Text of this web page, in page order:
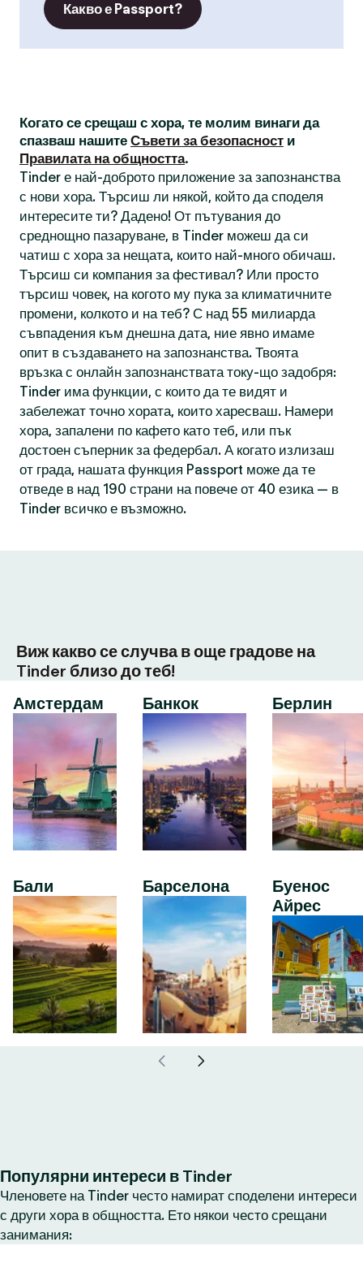
Какво е Passport?
Когато се срещаш с хора, те молим винаги да
спазваш нашите Съвети за безопасност и
Правилата на общността.
Tinder е най-доброто приложение за запознанства
с нови хора. Търсиш ли някой, който да споделя
интересите ти? Дадено! От пътувания до
среднощно пазаруване, в Tinder можеш да си
чатиш с хора за нещата, които най-много обичаш.
Търсиш си компания за фестивал? Или просто
търсиш човек, на когото му пука за климатичните
промени, колкото и на теб? С над 55 милиарда
съвпадения към днешна дата, ние явно имаме
опит в създаването на запознанства. Твоята
връзка с онлайн запознанствата току-що задобря:
Tinder има функции, с които да те видят и
забележат точно хората, които харесваш. Намери
хора, запалени по кафето като теб, или пък
достоен съперник за федербал. А когато излизаш
от града, нашата функция Passport може да те
отведе в над 190 страни на повече от 40 езика — в
Tinder всичко е възможно.
Виж какво се случва в още градове на
Tinder близо до теб!
Амстердам
Бали
Банкок
Барселона
Берлин
Буенос
Айрес
Популярни интереси в Tinder
Членовете на Tinder често намират споделени интереси
с други хора в общността. Ето някои често срещани
занимания: